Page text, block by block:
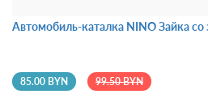
Автомобиль-каталка NINO Зайка со
85.00 BYN 99.50 BYN